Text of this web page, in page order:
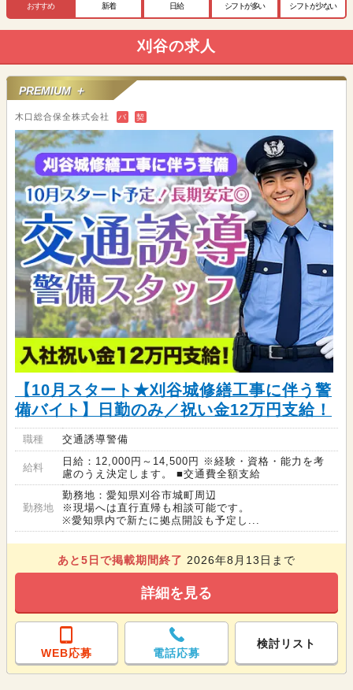
おすすめ 新着 日給 シフトが多い シフトが少ない
刈谷の求人
PREMIUM ＋
木口総合保全株式会社 バ 契
【10月スタート★刈谷城修繕工事に伴う警
備バイト】日勤のみ／祝い金12万円支給！
職種 交通誘導警備
給料
日給：12,000円～14,500円 ※経験・資格・能力を考
慮のうえ決定します。 ■交通費全額支給
勤務地
勤務地：愛知県刈谷市城町周辺
※現場へは直行直帰も相談可能です。
※愛知県内で新たに拠点開設も予定し...
あと5日で掲載期間終了 2026年8月13日まで
詳細を見る
WEB応募 電話応募
検討リスト